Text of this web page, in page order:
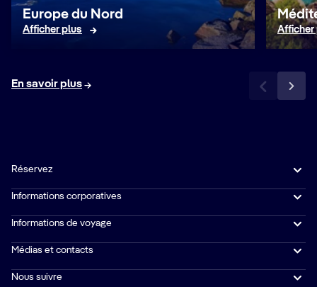
Europe du Nord
Afficher plus Afficher
En savoir plus
Réservez
Informations corporatives
Informations de voyage
Médias et contacts
Nous suivre